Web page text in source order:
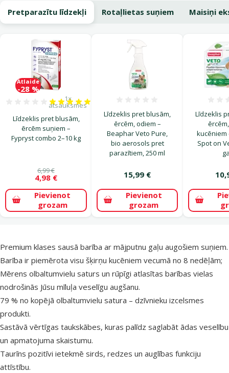
Pretparazītu līdzekļi Rotaļlietas suņiem Maisiņi
Līdzeklis pret blusām,
ērcēm suņiem –
Fypryst combo 2–10 kg
Atsauksmes 100%, reitingu skaits: 1
1×
atsauksmes
6,99 €
4,98 €
Atlaide
-28 %
Pievienot
grozam
Līdzeklis pret blusām,
ērcēm, odiem –
Beaphar Veto Pure,
bio aerosols pret
parazītiem, 250 ml
15,99 €
Pievienot
grozam
Līdzeklis
kucēniem
Spot on
superzoo.product.detail.content
Premium klases sausā barība ar mājputnu gaļu augošiem suņiem.
Barība ir piemērota visu šķirņu kucēniem vecumā no 8 nedēļām;
Mērens olbaltumvielu saturs un rūpīgi atlasītas barības vielas
nodrošinās Jūsu mīluļa veselīgu augšanu.
79 % no kopējā olbaltumvielu satura – dzīvnieku izcelsmes
produkti.
Sastāvā vērtīgas taukskābes, kuras palīdz saglabāt ādas veselību
un apmatojuma skaistumu.
Taurīns pozitīvi ietekmē sirds, redzes un auglības funkciju
attīstību.